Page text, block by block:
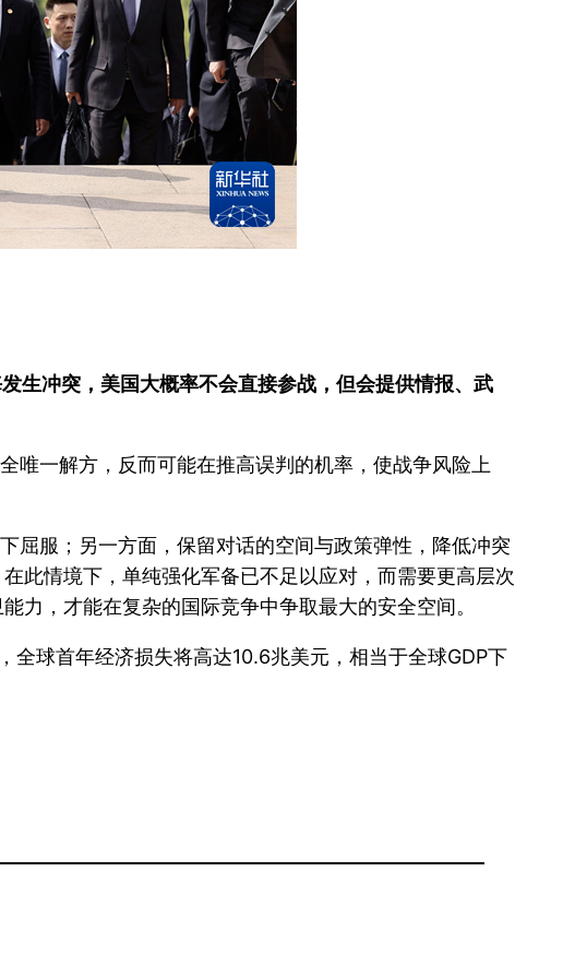
生冲突，美国大概率不会直接参战，但会提供情报、武
唯一解方，反而可能在推高误判的机率，使战争风险上
屈服；另一方面，保留对话的空间与政策弹性，降低冲突
此情境下，单纯强化军备已不足以应对，而需要更高层次
力，才能在复杂的国际竞争中争取最大的安全空间。
球首年经济损失将高达10.6兆美元，相当于全球GDP下